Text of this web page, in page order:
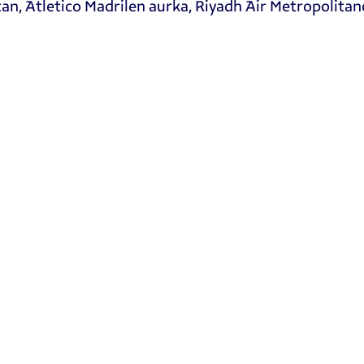
Atletico Madrilen aurka, Riyadh Air